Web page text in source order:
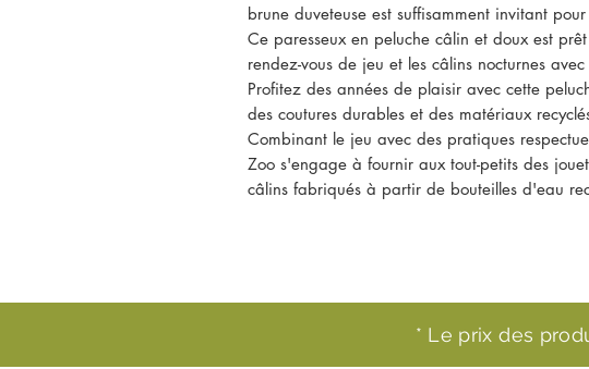
brune duveteuse est suffisamment invitant
Ce paresseux en peluche câlin et doux est
rendez-vous de jeu et les câlins nocturnes
Profitez des années de plaisir avec cette
des coutures durables et des matériaux
Combinant le jeu avec des pratiques
Zoo s'engage à fournir aux tout-petits des
câlins fabriqués à partir de bouteilles d'eau
* Le prix des